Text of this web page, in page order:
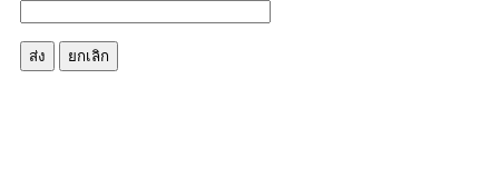
ส่ง ยกเลิก